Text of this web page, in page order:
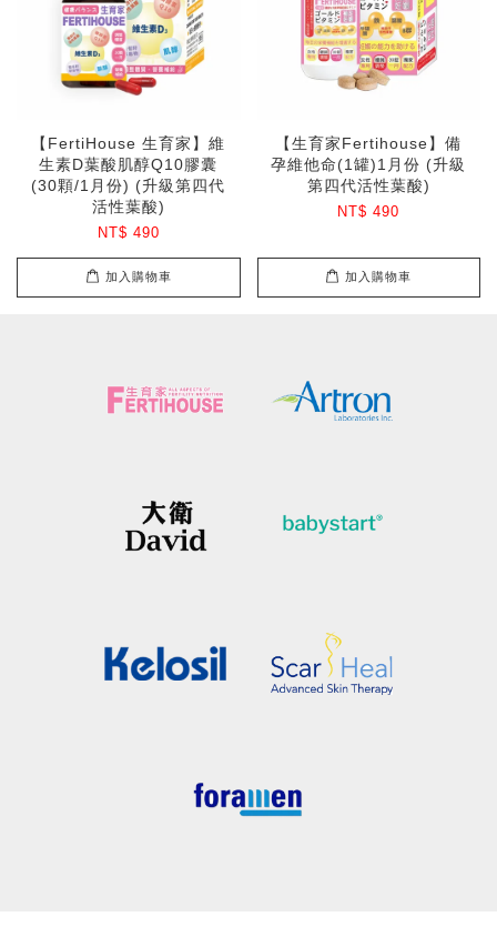
【FertiHouse 生育家】維
生素D葉酸肌醇Q10膠囊
(30顆/1月份) (升級第四代
活性葉酸)
NT$ 490
加入購物車
【生育家Fertihouse】備
孕維他命(1罐)1月份 (升級
第四代活性葉酸)
NT$ 490
加入購物車